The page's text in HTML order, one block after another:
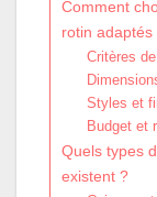
Comment
rotin
Critères
Styles et
Budget et
Quels types
existent ?